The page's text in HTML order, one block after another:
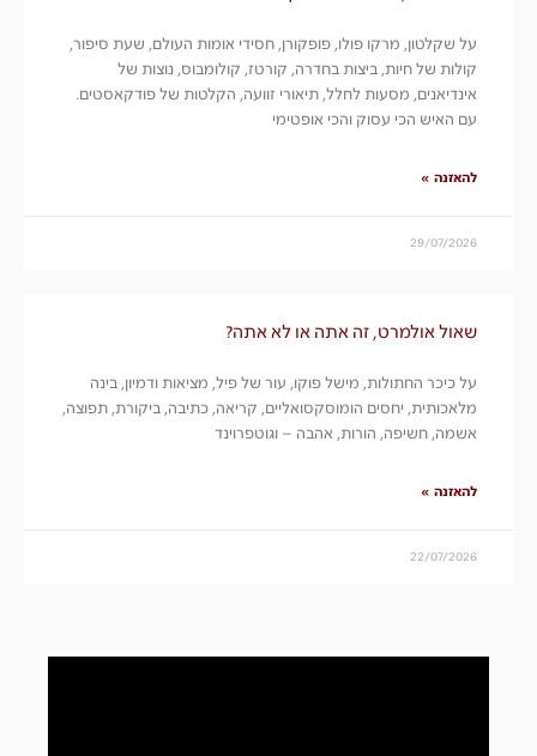
על שקלטון, מרקו פולו, פופקורן, חסידי אומות העולם, שעת סיפור,
קולות של חיות, ביצות בחדרה, קורטז, קולומבוס, נוצות של
אינדיאנים, מסעות לחלל, תיאורי זוועה, הקלטות של פודקאסטים.
עם האיש הכי עסוק והכי אופטימי
להאזנה »
29/07/2026
שאול אולמרט, זה אתה או לא אתה?
על כיכר החתולות, מישל פוקו, עור של פיל, מציאות ודמיון, בינה
מלאכותית, יחסים הומוסקסואליים, קריאה, כתיבה, ביקורת, תפוצה,
אשמה, חשיפה, הורות, אהבה – וגוטפרוינד
להאזנה »
22/07/2026